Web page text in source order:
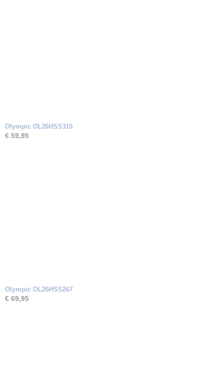
Olympic OL26HSS316
€ 59,95
Olympic OL26HSS267
€ 69,95